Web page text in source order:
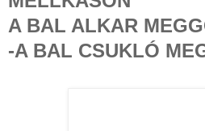
A BAL ALKAR
-A BAL CSUKLÓ